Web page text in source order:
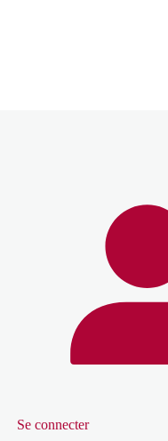
Se connecter